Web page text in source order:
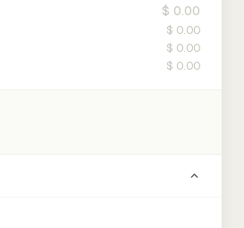
$ 0.00
$ 0.00
$ 0.00
$ 0.00